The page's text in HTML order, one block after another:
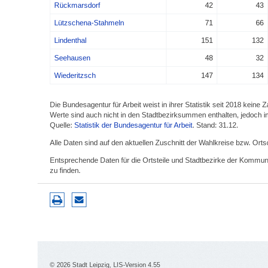
Rückmarsdorf 42 43
Lützschena-Stahmeln 71 66
Lindenthal 151 132
Seehausen 48 32
Wiederitzsch 147 134
Die Bundesagentur für Arbeit weist in ihrer Statistik seit 2018 keine
Werte sind auch nicht in den Stadtbezirksummen enthalten, jedoch
Quelle: Statistik der Bundesagentur für Arbeit. Stand: 31.12.
Alle Daten sind auf den aktuellen Zuschnitt der Wahlkreise bzw.
Entsprechende Daten für die Ortsteile und Stadtbezirke der
zu finden.
© 2026 Stadt Leipzig, LIS-Version 4.55